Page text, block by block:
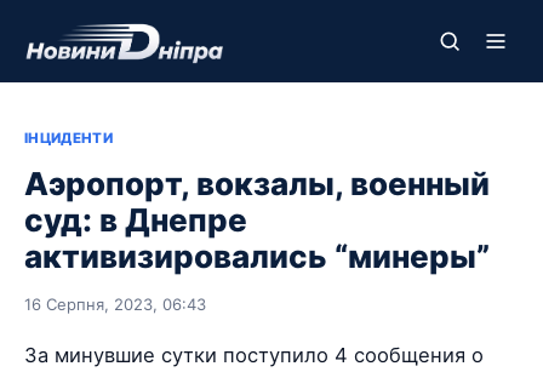
ІНЦИДЕНТИ
Аэропорт, вокзалы, военный
суд: в Днепре
активизировались “минеры”
16 Серпня, 2023, 06:43
За минувшие сутки поступило 4 сообщения о